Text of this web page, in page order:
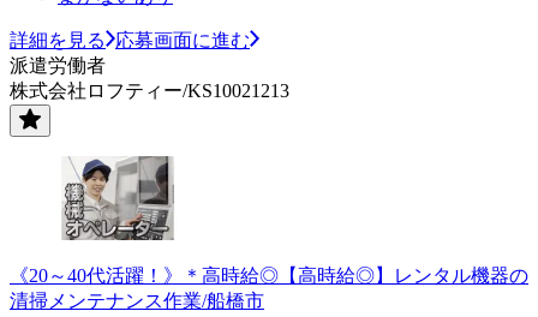
詳細を見る
応募画面に進む
派遣労働者
株式会社ロフティー/KS10021213
《20～40代活躍！》＊高時給◎【高時給◎】レンタル機器の
清掃メンテナンス作業/船橋市